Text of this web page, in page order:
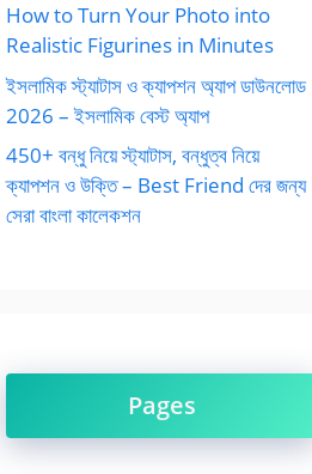
How to Turn Your Photo into
Realistic Figurines in Minutes
ইসলামিক স্ট্যাটাস ও ক্যাপশন অ্যাপ ডাউনলোড
2026 – ইসলামিক বেস্ট অ্যাপ
450+ বন্ধু নিয়ে স্ট্যাটাস, বন্ধুত্ব নিয়ে
ক্যাপশন ও উক্তি – Best Friend দের জন্য
সেরা বাংলা কালেকশন
Pages